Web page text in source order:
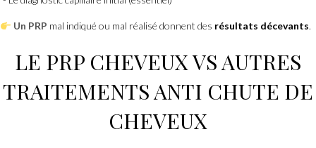
Un PRP mal indiqué ou mal réalisé donnent des résultats décevants.
LE PRP CHEVEUXVSAUTRES
TRAITEMENTS ANTI CHUTE DE
CHEVEUX